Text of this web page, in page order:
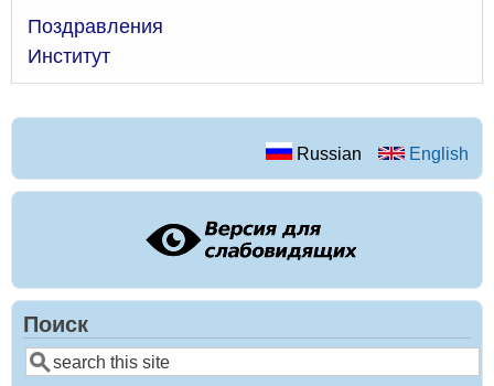
Поздравления
Институт
Russian English
Поиск
Поиск